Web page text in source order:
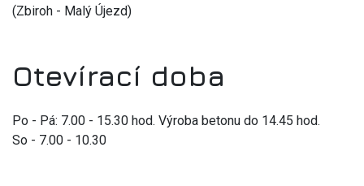
(Zbiroh - Malý Újezd)
Otevírací doba
Po - Pá: 7.00 - 15.30 hod. Výroba betonu do 14.45 hod.
So - 7.00 - 10.30